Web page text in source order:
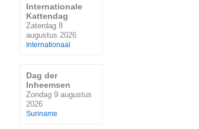
Internationale
Kattendag
Zaterdag 8
augustus 2026
Internationaal
Dag der
Inheemsen
Zondag 9 augustus
2026
Suriname